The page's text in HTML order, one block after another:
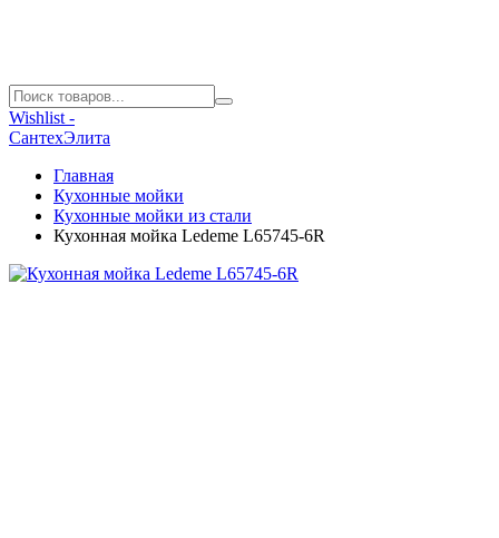
Wishlist -
СантехЭлита
Главная
Кухонные мойки
Кухонные мойки из стали
Кухонная мойка Ledeme L65745-6R